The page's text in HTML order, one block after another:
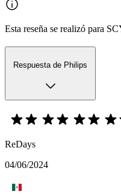
Esta reseña se realizó para
Respuesta de Philips
ReDays
04/06/2024